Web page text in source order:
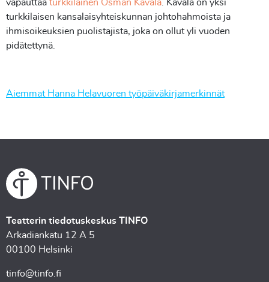
vapauttaa turkkilainen Osman Kavala . Kavala on yksi
turkkilaisen kansalaisyhteiskunnan johtohahmoista ja
ihmisoikeuksien puolistajista, joka on ollut yli vuoden
pidätettynä.
Aiemmat Hanna Helavuoren työpäiväkirjamerkinnät
Teatterin tiedotuskeskus TINFO
Arkadiankatu 12 A 5
00100 Helsinki
tinfo@tinfo.fi